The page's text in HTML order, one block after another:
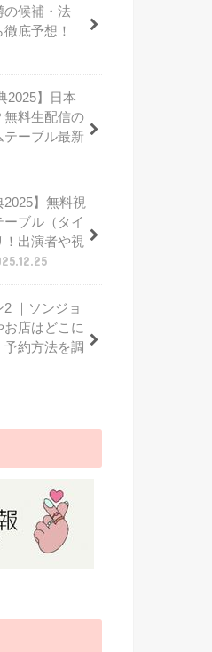
の候補・法
底予想！
2025】日本
無料生配信の
ーブル最新
2025】無料視
ブル（タイ
！出演者や視
｜ソンジョ
お店はどこに
約方法を調